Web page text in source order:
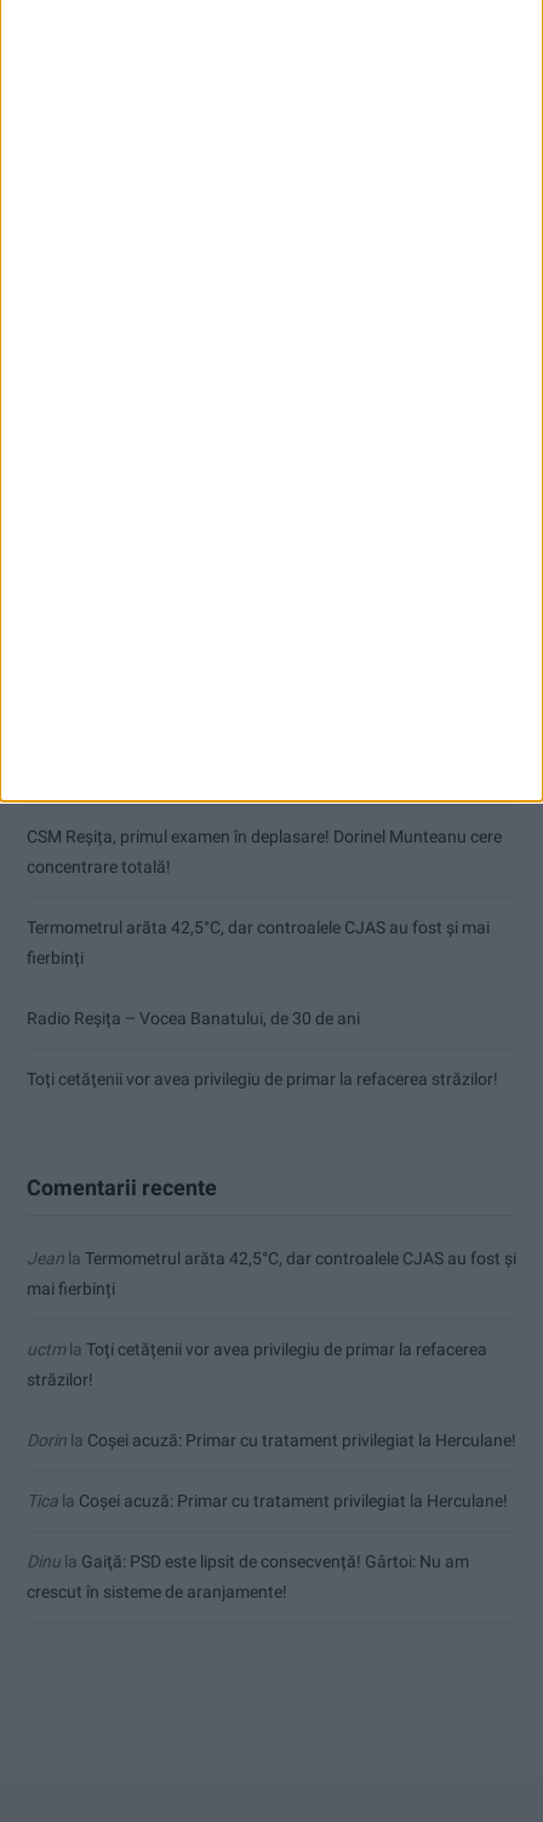
CSM Reșița, primul examen în deplasare! Dorinel Munteanu cere
concentrare totală!
Termometrul arăta 42,5°C, dar controalele CJAS au fost și mai
fierbinți
Radio Reșița – Vocea Banatului, de 30 de ani
Toți cetățenii vor avea privilegiu de primar la refacerea străzilor!
Comentarii recente
Jean la Termometrul arăta 42,5°C, dar controalele CJAS au fost și
mai fierbinți
uctmla Toți cetățenii vor avea privilegiu de primar la refacerea
străzilor!
Dorin la Coșei acuză: Primar cu tratament privilegiat la Herculane!
Tica la Coșei acuză: Primar cu tratament privilegiat la Herculane!
Dinu la Gaiţă: PSD este lipsit de consecvență! Gârtoi: Nu am
crescut în sisteme de aranjamente!